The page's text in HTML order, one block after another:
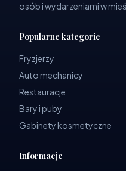
osób i wydarzeniami w
Popularne kategorie
Fryzjerzy
Auto mechanicy
Restauracje
Bary i puby
Gabinety kosmetyczne
Informacje